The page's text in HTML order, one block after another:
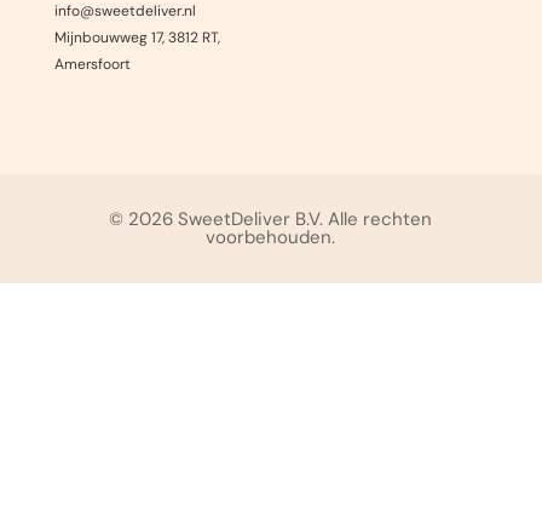
info@sweetdeliver.nl
Mijnbouwweg 17, 3812 RT,
Amersfoort
© 2026 SweetDeliver B.V. Alle rechten
voorbehouden.